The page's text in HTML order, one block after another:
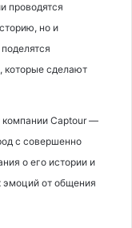
проводятся
но и
которые сделают
компании Captour —
с совершенно
о его истории и
эмоций от общения